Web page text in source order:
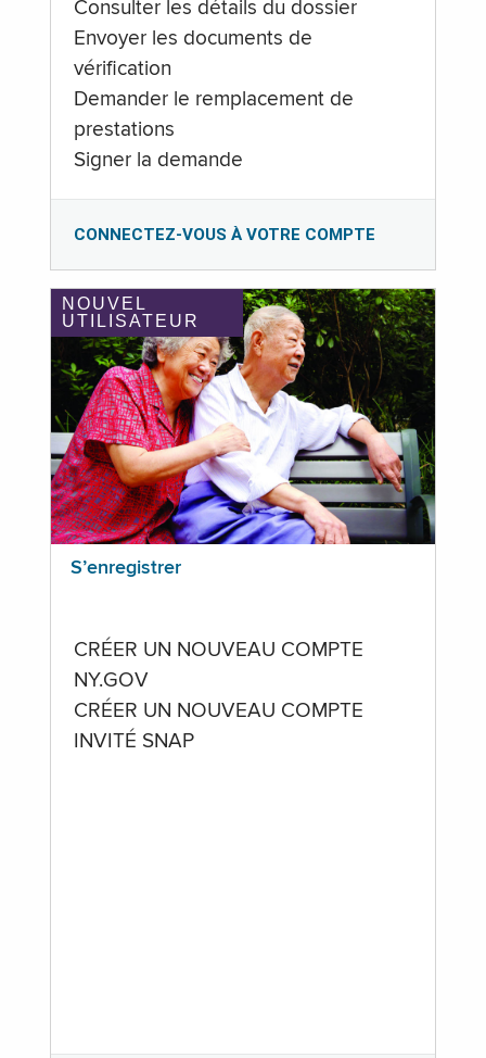
Consulter les détails du dossier
Envoyer les documents de
vérification
Demander le remplacement de
prestations
Signer la demande
CONNECTEZ-VOUS À VOTRE COMPTE
NOUVEL
UTILISATEUR
S’enregistrer
CRÉER UN NOUVEAU COMPTE
NY.GOV
CRÉER UN NOUVEAU COMPTE
INVITÉ SNAP